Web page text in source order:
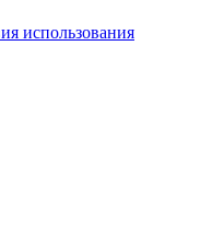
использования